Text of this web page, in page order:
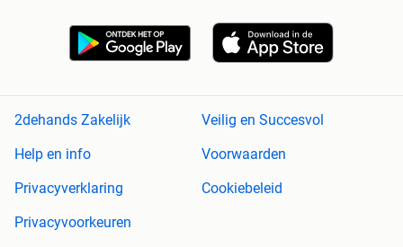
2dehands Zakelijk
Veilig en Succesvol
Help en info
Voorwaarden
Privacyverklaring
Cookiebeleid
Privacyvoorkeuren